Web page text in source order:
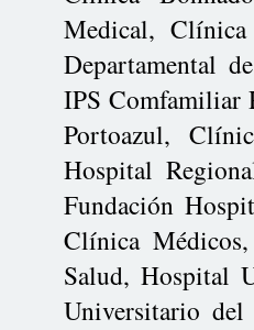
Medical,
Departamental
IPS Comfamiliar
Portoazul,
Hospital
Fundación
Clínica
Salud, Hospital
Universitario